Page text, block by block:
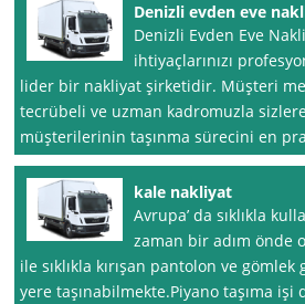
Denizli evden eve
Denizli Evden Eve
ihtiyaçlarınızı
lider bir nakliyat şirketidir. Müşteri
tecrübeli ve uzman kadromuzla
müşterilerinin taşınma sürecini en
kale nakliyat
Avrupa’ da sıklıkla
zaman bir adım önde
ile sıklıkla kırışan pantolon ve
yere taşınabilmekte.Piyano taşıma